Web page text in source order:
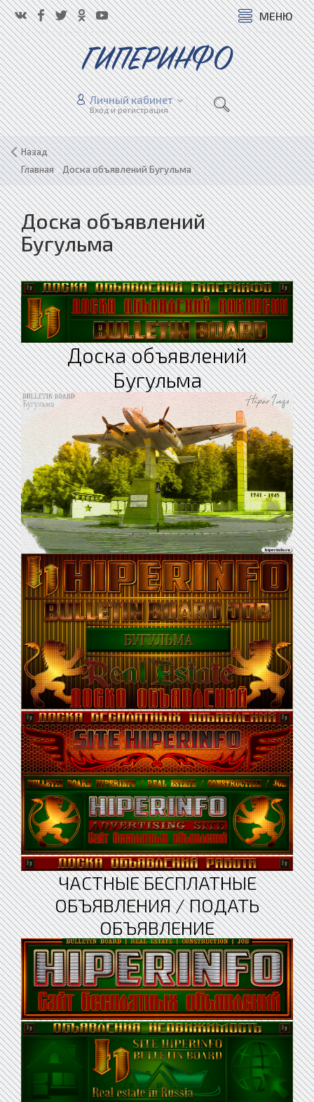
МЕНЮ
ГИПЕРИНФО
Личный кабинет
Вход и регистрация
Назад
Главная»Доска объявлений Бугульма
Доска объявлений
Бугульма
Доска объявлений
Бугульма
ЧАСТНЫЕ БЕСПЛАТНЫЕ
ОБЪЯВЛЕНИЯ / ПОДАТЬ
ОБЪЯВЛЕНИЕ